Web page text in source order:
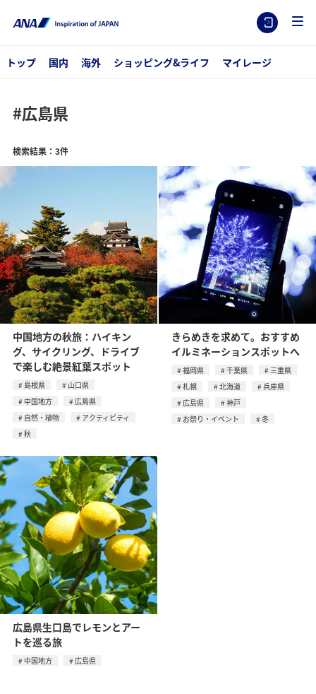
トップ 国内 海外 ショッピング&ライフ マイレージ
#広島県
検索結果：3件
中国地方の秋旅：ハイキン
グ、サイクリング、ドライブ
で楽しむ絶景紅葉スポット
島根県
山口県
中国地方
広島県
自然・植物
アクティビティ
秋
きらめきを求めて。おすすめ
イルミネーションスポットへ
福岡県 千葉県
三重県
札幌
北海道
兵庫県
広島県
神戸
お祭り・イベント
冬
広島県生口島でレモンとアー
トを巡る旅
中国地方 広島県